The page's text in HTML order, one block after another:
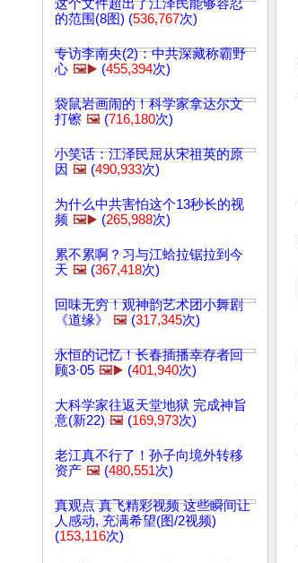
这个文件超出了江泽民能够容忍
的范围(8图) (536,767次)
专访李南央(2)：中共深藏称霸野
心 🖼️▶️ (455,394次)
袋鼠岩画闹的！科学家拿达尔文
打镲 🖼️ (716,180次)
小笑话：江泽民屈从宋祖英的原
因 🖼️ (490,933次)
为什么中共害怕这个13秒长的视
频 🖼️▶️ (265,988次)
累不累啊？习与江蛤拉锯拉到今
天 🖼️ (367,418次)
回味无穷！观神韵艺术团小舞剧
《道缘》
🖼️ (317,345次)
永恒的记忆！长春插播幸存者回
顾3·05 🖼️▶️ (401,940次)
大科学家往返天堂地狱 完成神旨
意(新22) 🖼️ (169,973次)
老江真不行了！孙子向境外转移
资产 🖼️ (480,551次)
真观点 真飞精彩视频 这些瞬间让
人感动, 充满希望(图/2视频)
(153,116次)